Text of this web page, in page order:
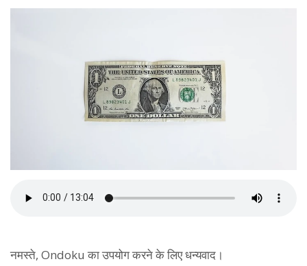
नमस्ते, Ondoku का उपयोग करने के लिए धन्यवाद।